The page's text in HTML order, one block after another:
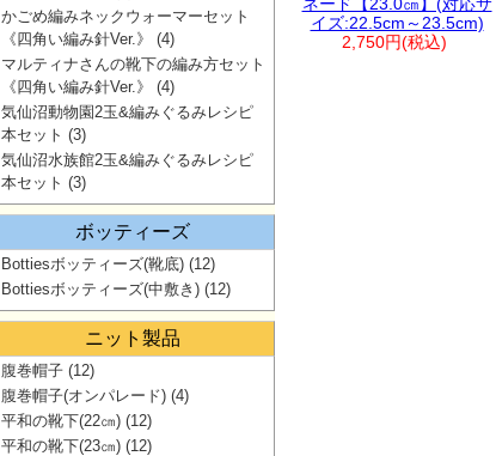
イズ:22.5cm～23.5cm)
2,750円(税込)
かごめ編みネックウォーマーセット
《四角い編み針Ver.》
(4)
マルティナさんの靴下の編み方セット
《四角い編み針Ver.》
(4)
気仙沼動物園2玉&編みぐるみレシピ
本セット (3)
気仙沼水族館2玉&編みぐるみレシピ
本セット (3)
ボッティーズ
Bottiesボッティーズ(靴底) (12)
Bottiesボッティーズ(中敷き) (12)
ニット製品
腹巻帽子 (12)
腹巻帽子(オンパレード) (4)
平和の靴下(22㎝) (12)
平和の靴下(23㎝) (12)